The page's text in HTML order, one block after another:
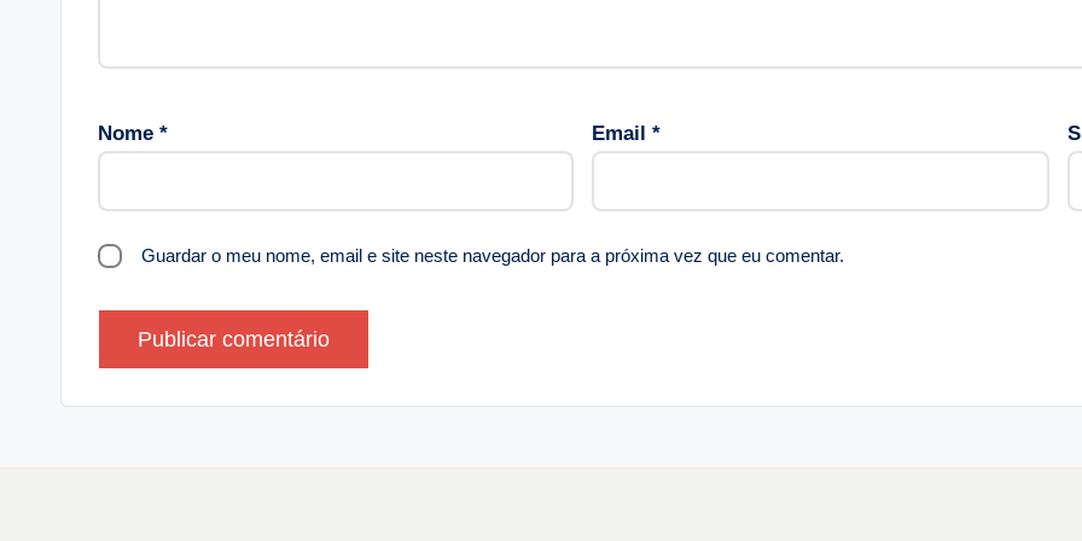
Nome * Email *
Guardar o meu nome, email e site neste navegador para a próxima vez que eu comentar.